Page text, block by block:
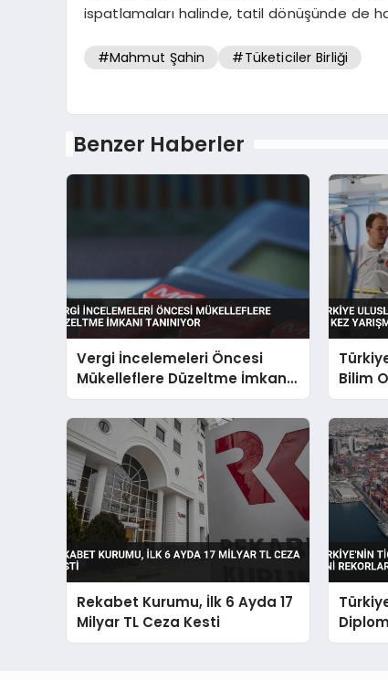
ispatlamaları halinde, tatil dönüşünde de
#Mahmut Şahin #Tüketiciler Birliği
Benzer Haberler
Vergi İncelemeleri Öncesi
Mükelleflere Düzeltme İmkanı
Tanınıyor
Bilim
Rekabet Kurumu, İlk 6 Ayda 17
Milyar TL Ceza Kesti